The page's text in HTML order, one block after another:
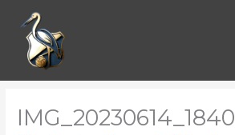
Inhalt
springen